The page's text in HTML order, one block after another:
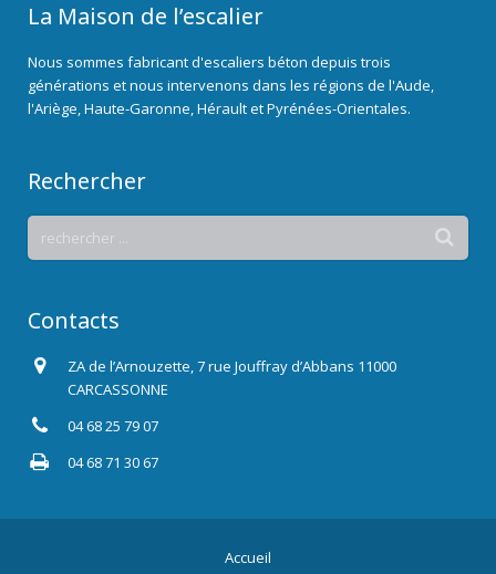
La Maison de l’escalier
Nous sommes fabricant d'escaliers béton depuis trois
générations et nous intervenons dans les régions de l'Aude,
l'Ariège, Haute-Garonne, Hérault et Pyrénées-Orientales.
Rechercher
Contacts
ZA de l’Arnouzette, 7 rue Jouffray d’Abbans 11000
CARCASSONNE
04 68 25 79 07
04 68 71 30 67
Accueil